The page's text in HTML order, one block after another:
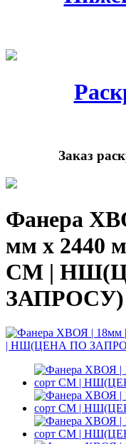
Заказ
Фанера
мм х 2440
СМ |
ЗАПРОСУ)